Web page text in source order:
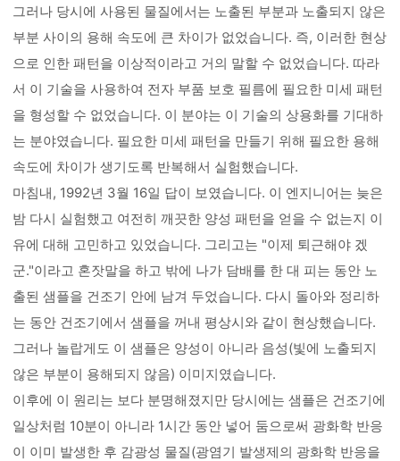
그러나 당시에 사용된 물질에서는 노출된 부분과 노출되지 않은
부분 사이의 용해 속도에 큰 차이가 없었습니다. 즉, 이러한 현상
으로 인한 패턴을 이상적이라고 거의 말할 수 없었습니다. 따라
서 이 기술을 사용하여 전자 부품 보호 필름에 필요한 미세 패턴
을 형성할 수 없었습니다. 이 분야는 이 기술의 상용화를 기대하
는 분야였습니다. 필요한 미세 패턴을 만들기 위해 필요한 용해
속도에 차이가 생기도록 반복해서 실험했습니다.
마침내, 1992년 3월 16일 답이 보였습니다. 이 엔지니어는 늦은
밤 다시 실험했고 여전히 깨끗한 양성 패턴을 얻을 수 없는지 이
유에 대해 고민하고 있었습니다. 그리고는 "이제 퇴근해야 겠
군."이라고 혼잣말을 하고 밖에 나가 담배를 한 대 피는 동안 노
출된 샘플을 건조기 안에 남겨 두었습니다. 다시 돌아와 정리하
는 동안 건조기에서 샘플을 꺼내 평상시와 같이 현상했습니다.
그러나 놀랍게도 이 샘플은 양성이 아니라 음성(빛에 노출되지
않은 부분이 용해되지 않음) 이미지였습니다.
이후에 이 원리는 보다 분명해졌지만 당시에는 샘플은 건조기에
일상처럼 10분이 아니라 1시간 동안 넣어 둠으로써 광화학 반응
이 이미 발생한 후 감광성 물질(광염기 발생제의 광화학 반응을